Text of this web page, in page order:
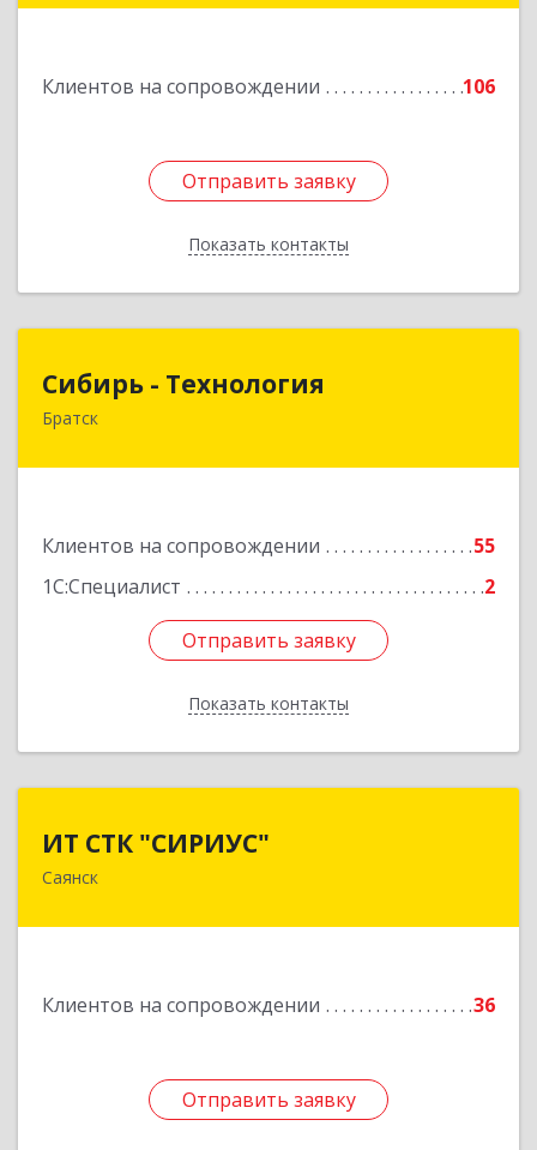
Клиентов на сопровождении 106
Отправить заявку
Показать контакты
Отправить заявку
Назад
Сибирь - Технология
Братск
Клиентов на сопровождении
55
1С:Специалист
2
Отправить заявку
Показать контакты
Отправить заявку
Назад
ИТ СТК "СИРИУС"
Саянск
Клиентов на сопровождении 36
Отправить заявку
666303, Иркутская обл, Саянск г, Юбилейный
Отправить заявку